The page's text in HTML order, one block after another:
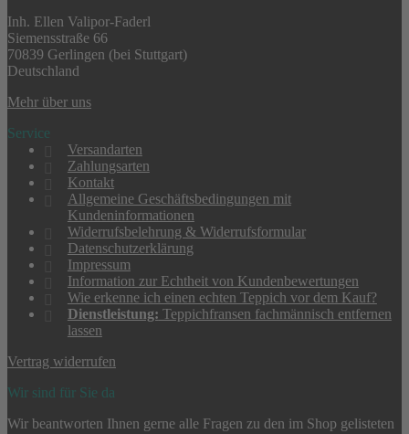
Inh. Ellen Valipor-Faderl
Siemensstraße 66
70839 Gerlingen (bei Stuttgart)
Deutschland
Mehr über uns
Service
Versandarten
Zahlungsarten
Kontakt
Allgemeine Geschäftsbedingungen mit
Kundeninformationen
Widerrufsbelehrung & Widerrufsformular
Datenschutzerklärung
Impressum
Information zur Echtheit von Kundenbewertungen
Wie erkenne ich einen echten Teppich vor dem Kauf?
Dienstleistung: Teppichfransen fachmännisch entfernen
lassen
Vertrag widerrufen
Wir sind für Sie da
Wir beantworten Ihnen gerne alle Fragen zu den im Shop gelisteten